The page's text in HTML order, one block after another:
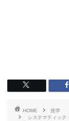
HOME
疫学
システマティッ